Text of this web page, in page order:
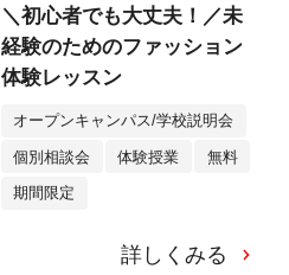
＼初心者でも大丈夫！／未
経験のためのファッション
体験レッスン
オープンキャンパス/学校説明会
個別相談会 体験授業 無料
期間限定
詳しくみる